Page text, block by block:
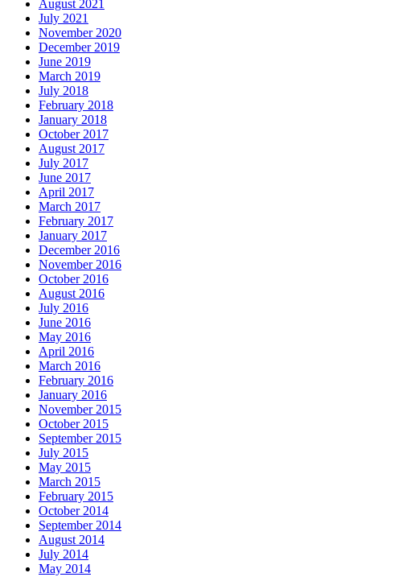
August 2021
July 2021
November 2020
December 2019
June 2019
March 2019
July 2018
February 2018
January 2018
October 2017
August 2017
July 2017
June 2017
April 2017
March 2017
February 2017
January 2017
December 2016
November 2016
October 2016
August 2016
July 2016
June 2016
May 2016
April 2016
March 2016
February 2016
January 2016
November 2015
October 2015
September 2015
July 2015
May 2015
March 2015
February 2015
October 2014
September 2014
August 2014
July 2014
May 2014